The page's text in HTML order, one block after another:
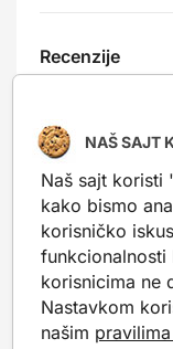
Recenzije
Nešto
Popularni
posluže kao
-20%
NAŠ SAJT
Naš sajt koristi
kako bismo
korisničko
funkcionalnosti
korisnicima ne
Nastavkom
našim